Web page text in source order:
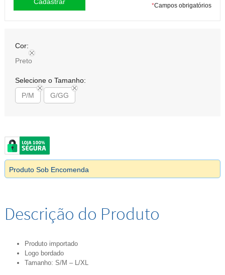
*Campos obrigatórios
Cor:
Preto
Selecione o Tamanho:
P/M
G/GG
Produto Sob Encomenda
Descrição do Produto
Produto importado
Logo bordado
Tamanho: S/M – L/XL